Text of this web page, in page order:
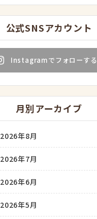
公式SNSアカウント
Instagramでフォローする
月別アーカイブ
2026年8月
2026年7月
2026年6月
2026年5月